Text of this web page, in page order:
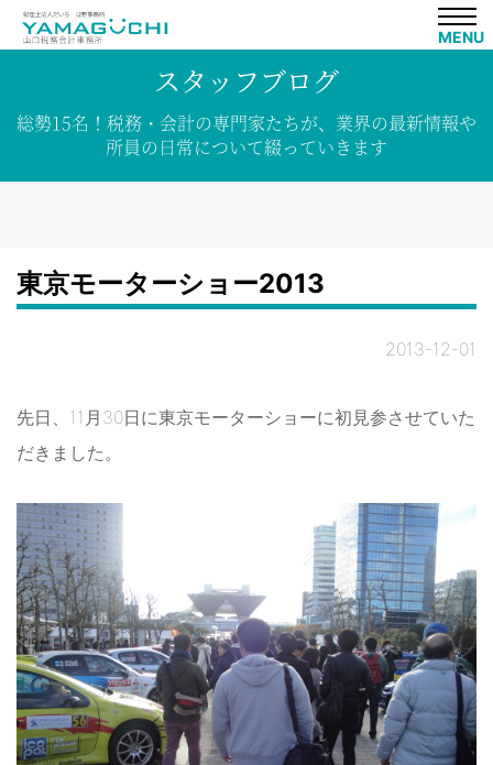
MENU
スタッフブログ
総勢15名！ 税務・会計の専門家たちが、 業界の最新情報や
所員の日常について綴っていきます
東京モーターショー2013
2013-12-01
先日、11月30日に東京モーターショーに初見参させていた
だきました。